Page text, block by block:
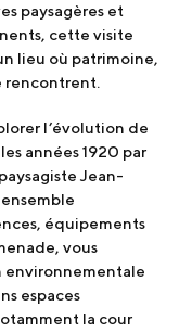
paysagères et
cette visite
lieu où patrimoine,
rencontrent.
l’évolution de
années 1920 par
Jean-
équipements
vous
environnementale
espaces
la cour